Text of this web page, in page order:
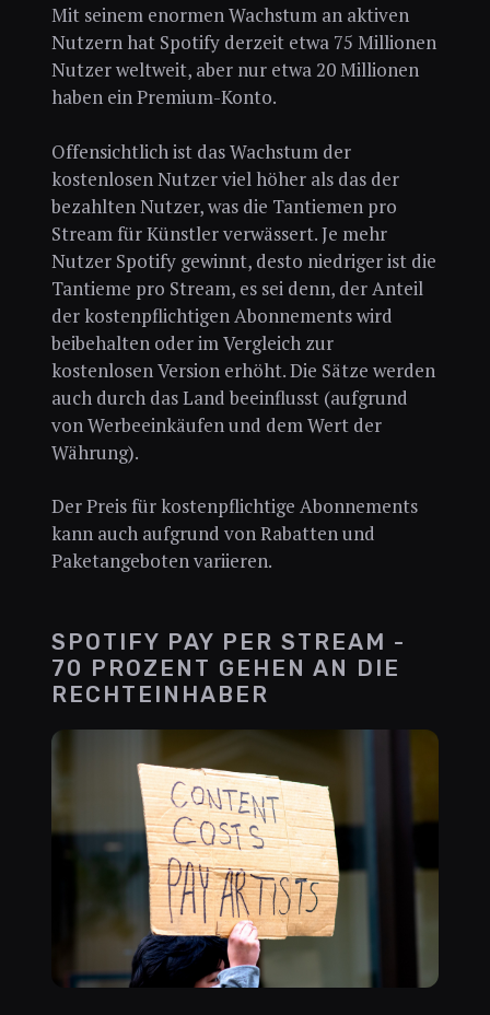
Mit seinem enormen Wachstum an aktiven
Nutzern hat Spotify derzeit etwa 75 Millionen
Nutzer weltweit, aber nur etwa 20 Millionen
haben ein Premium-Konto.
Offensichtlich ist das Wachstum der
kostenlosen Nutzer viel höher als das der
bezahlten Nutzer, was die Tantiemen pro
Stream für Künstler verwässert. Je mehr
Nutzer Spotify gewinnt, desto niedriger ist die
Tantieme pro Stream, es sei denn, der Anteil
der kostenpflichtigen Abonnements wird
beibehalten oder im Vergleich zur
kostenlosen Version erhöht. Die Sätze werden
auch durch das Land beeinflusst (aufgrund
von Werbeeinkäufen und dem Wert der
Währung).
Der Preis für kostenpflichtige Abonnements
kann auch aufgrund von Rabatten und
Paketangeboten variieren.
SPOTIFY PAY PER STREAM -
70 PROZENT GEHEN AN DIE
RECHTEINHABER